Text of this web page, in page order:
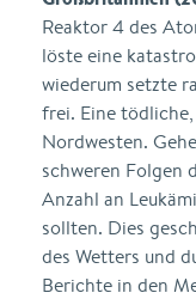
Reaktor 4 des
löste eine
wiederum setzte
frei. Eine
Nordwesten.
schweren Folgen
Anzahl an
sollten. Dies
des Wetters und
Berichte in den